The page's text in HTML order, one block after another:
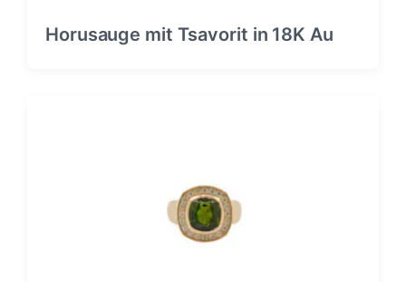
Horusauge mit Tsavorit in 18K Au